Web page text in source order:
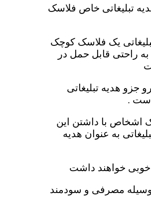
تبلیغاتی خاص فلاسک
یک فلاسک کوچک
راحتی قابل حمل در
جزو هدیه تبلیغاتی
.
اشخاص با داشتن این
به عنوان هدیه
خواهند داشت
وسیله مصرفی و سودمند